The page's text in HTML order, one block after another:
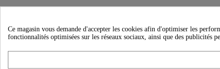
Ce magasin vous demande d'accepter les cookies afin d'optimiser les
fonctionnalités optimisées sur les réseaux sociaux, ainsi que des publicités